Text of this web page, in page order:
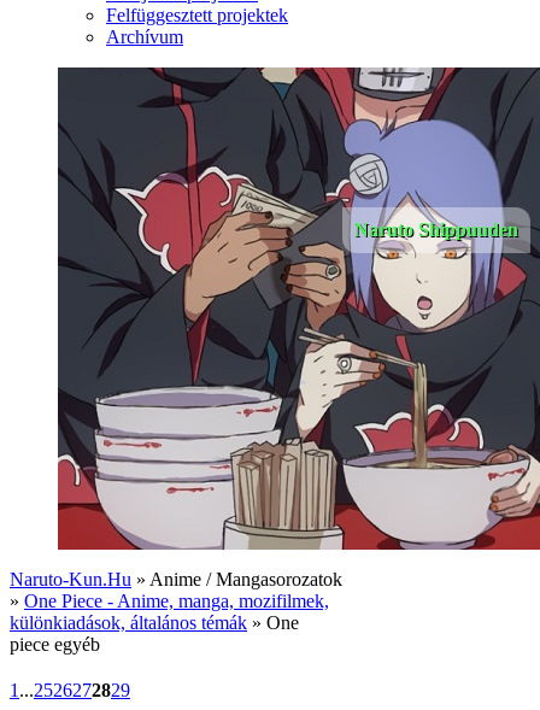
Felfüggesztett projektek
Archívum
Naruto Shippuuden
Naruto-Kun.Hu » Anime / Mangasorozatok
» One Piece - Anime, manga, mozifilmek,
különkiadások, általános témák » One
piece egyéb
1 ...2526272829